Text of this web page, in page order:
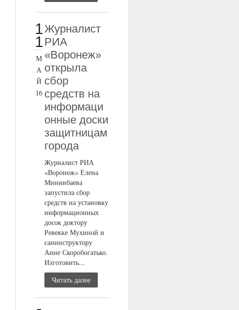
1
1
М
А
Й
16
Журналист
РИА
«Воронеж»
открыла
сбор
средств на
информаци
онные доски
защитницам
города
Журналист РИА
«Воронеж» Елена
Миннибаева
запустила сбор
средств на установку
информационных
досок доктору
Ревекке Мухиной и
санинструктору
Анне Скоробогатько.
Изготовить...
Читать далее